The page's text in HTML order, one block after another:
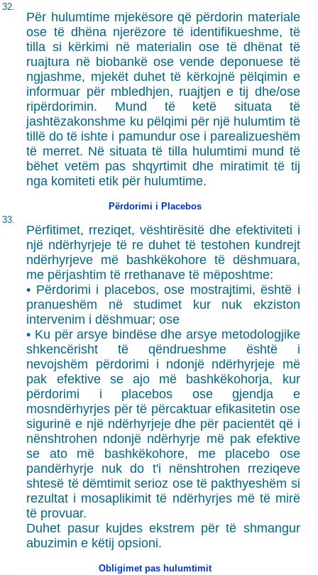
32.
Për hulumtime mjekësore që përdorin materiale
ose të dhëna njerëzore të identifikueshme, të
tilla si kërkimi në materialin ose të dhënat të
ruajtura në biobankë ose vende deponuese të
ngjashme, mjekët duhet të kërkojnë pëlqimin e
informuar për mbledhjen, ruajtjen e tij dhe/ose
ripërdorimin. Mund të ketë situata të
jashtëzakonshme ku pëlqimi për një hulumtim të
tillë do të ishte i pamundur ose i parealizueshëm
të merret. Në situata të tilla hulumtimi mund të
bëhet vetëm pas shqyrtimit dhe miratimit të tij
nga komiteti etik për hulumtime.
Përdorimi i Placebos
33.
Përfitimet, rreziqet, vështirësitë dhe efektiviteti i
një ndërhyrjeje të re duhet të testohen kundrejt
ndërhyrjeve më bashkëkohore të dëshmuara,
me përjashtim të rrethanave të mëposhtme:
• Përdorimi i placebos, ose mostrajtimi, është i
pranueshëm në studimet kur nuk ekziston
intervenim i dëshmuar; ose
• Ku për arsye bindëse dhe arsye metodologjike
shkencërisht të qëndrueshme është i
nevojshëm përdorimi i ndonjë ndërhyrjeje më
pak efektive se ajo më bashkëkohorja, kur
përdorimi i placebos ose gjendja e
mosndërhyrjes për të përcaktuar efikasitetin ose
sigurinë e një ndërhyrjeje dhe për pacientët që i
nënshtrohen ndonjë ndërhyrje më pak efektive
se ato më bashkëkohore, me placebo ose
pandërhyrje nuk do t'i nënshtrohen rreziqeve
shtesë të dëmtimit serioz ose të pakthyeshëm si
rezultat i mosaplikimit të ndërhyrjes më të mirë
të provuar.
Duhet pasur kujdes ekstrem për të shmangur
abuzimin e këtij opsioni.
Obligimet pas hulumtimit